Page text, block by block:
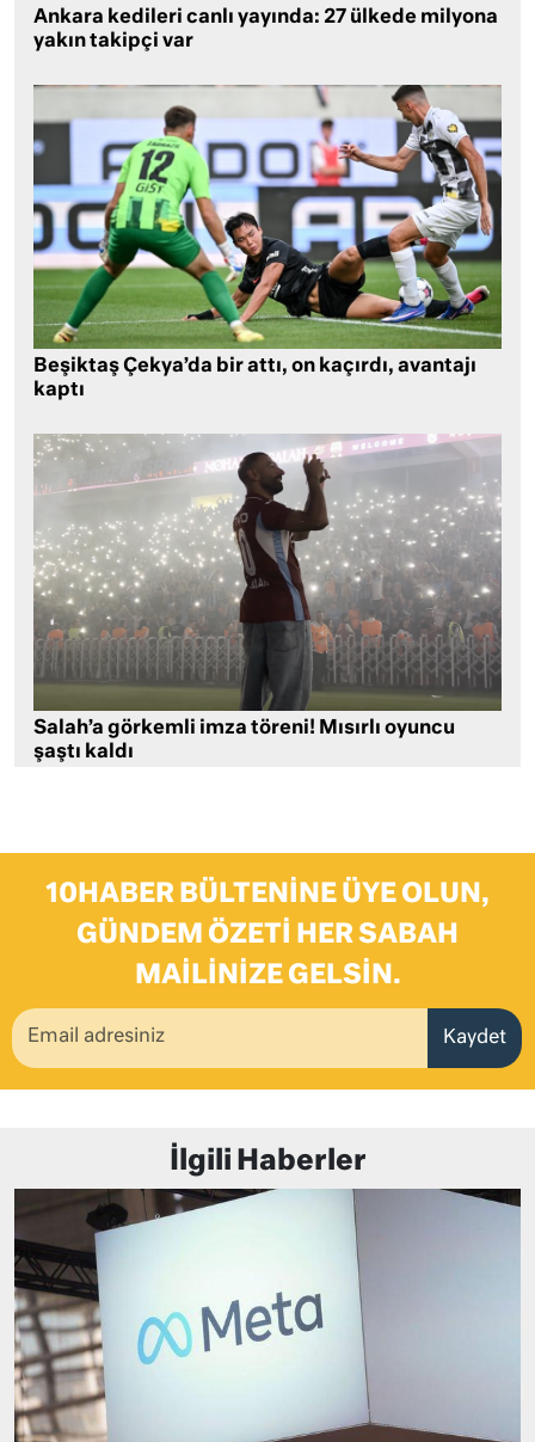
Ankara kedileri canlı yayında: 27 ülkede milyona
yakın takipçi var
Beşiktaş Çekya’da bir attı, on kaçırdı, avantajı
kaptı
Salah’a görkemli imza töreni! Mısırlı oyuncu
şaştı kaldı
10HABER BÜLTENINE ÜYE OLUN,
GÜNDEM ÖZETI HER SABAH
MAILINIZE GELSIN.
Kaydet
İlgili Haberler